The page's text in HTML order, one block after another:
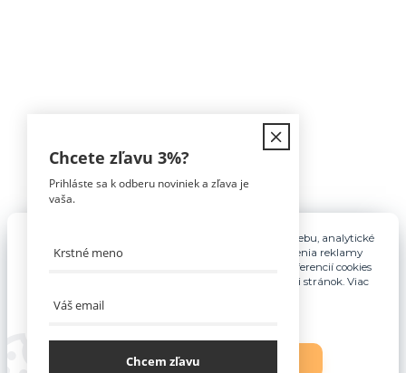
Tomáš Hula
Pre základnú funkčnosť, spríjemnenie používania webu, analytické
účely a v prípade udelenia súhlasu aj na účely cielenia reklamy
využívame súbory cookies. Nastavenie vlastných preferencií cookies
môžete kedykoľvek upraviť odkazom v spodnej časti stránok. Viac
Nastavenia
Chcete zľavu 3%?
Prihláste sa k odberu noviniek a zľava je
vaša.
Chcem zľavu